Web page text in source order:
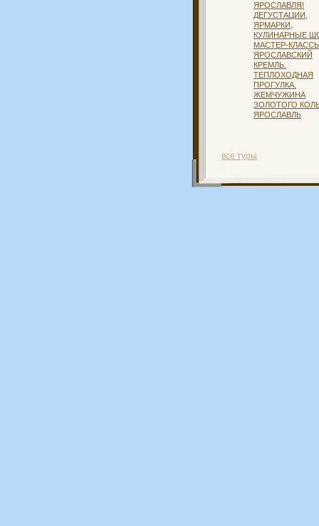
ЯРОСЛАВЛЯ!
ДЕГУСТАЦИИ,
ЯРМАРКИ,
КУЛИНАРНЫЕ
МАСТЕР-
ЯРОСЛАВСКИЙ
КРЕМЛЬ.
ТЕПЛОХОДНАЯ
ПРОГУЛКА.
ЖЕМЧУЖИНА
ЗОЛОТОГО
ЯРОСЛАВЛЬ
все туры